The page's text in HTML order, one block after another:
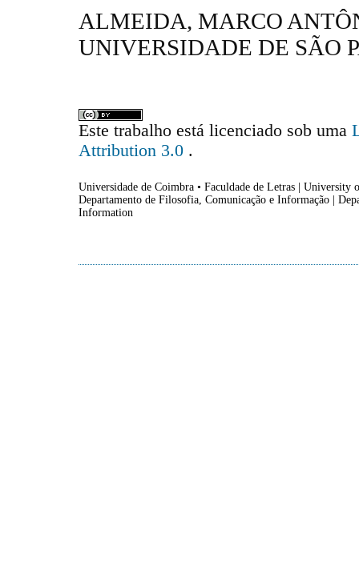
ALMEIDA, MARCO
UNIVERSIDADE DE SÃO
Este trabalho está licenciado sob uma
Attribution 3.0 .
Universidade de Coimbra • Faculdade de Letras |
Departamento de Filosofia, Comunicação e Informação |
Information